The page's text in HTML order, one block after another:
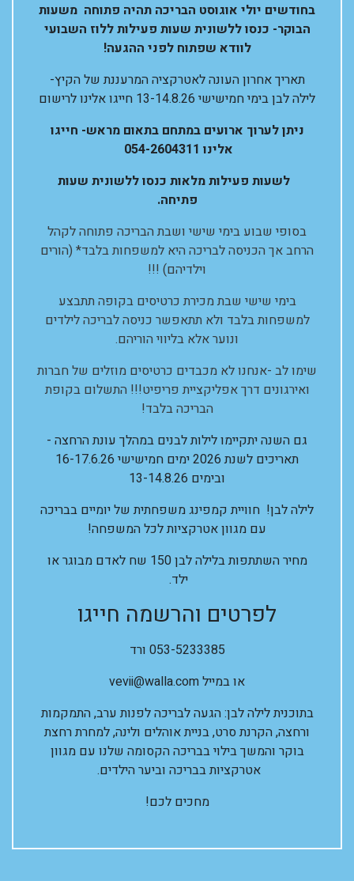
בחודשים יולי אוגוסט הבריכה תהיה פתוחה משעות
הבוקר- כנסו ללשונית שעות פעילות ללוז השבועי
לוודא שפתוח לפני ההגעה!
תאריך אחרון העונה לאטרקציה המרעננת של הקיץ-
לילה לבן בימי חמישישי 13-14.8.26 חייגו אלינו לרישום
ניתן לערוך ארועים במתחם בתאום מראש- חייגו
אלינו 054-2604311
לשעות פעילות מלאות כנסו ללשונית שעות
פתיחה.
בסופי שבוע בימי שישי ושבת הבריכה פתוחה לקהל
הרחב אך הכניסה לבריכה היא למשפחות בלבד* (הורים
וילדיהם) !!!
בימי שישי שבת מכירת כרטיסים בקופה תתבצע
למשפחות בלבד ולא תתאפשר כניסה לבריכה לילדים
ונוער אלא בליווי הוריהם.
שימו לב -אנחנו לא מכבדים כרטיסים מוזלים של חברות
ואירגונים דרך אפליקציית פריפיט!!! התשלום בקופת
הבריכה בלבד!
גם השנה יתקיימו לילות לבנים במהלך עונת הרחצה -
תאריכים לשנת 2026 ימים חמישישי 16-17.6.26
ובימים 13-14.8.26
לילה לבן! חוויית קמפינג משפחתית של יומיים בבריכה
עם מגוון אטרקציות לכל המשפחה!
מחיר השתתפות בלילה לבן 150 שח לאדם מבוגר או
ילד.
לפרטים והרשמה חייגו
053-5233385 ורד
או במיילvevii@walla.com
בתוכנית לילה לבן: הגעה לבריכה לפנות ערב, התמקמות
ורחצה, הקרנת סרט, בניית אוהלים ולינה, למחרת רחצת
בוקר והמשך בילוי בבריכה הקסומה שלנו עם מגוון
אטרקציות בבריכה וביער הילדים.
מחכים לכם!